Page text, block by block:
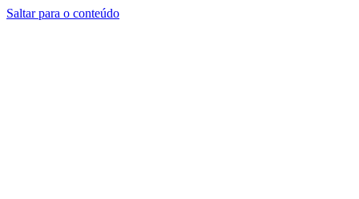
Saltar para o conteúdo